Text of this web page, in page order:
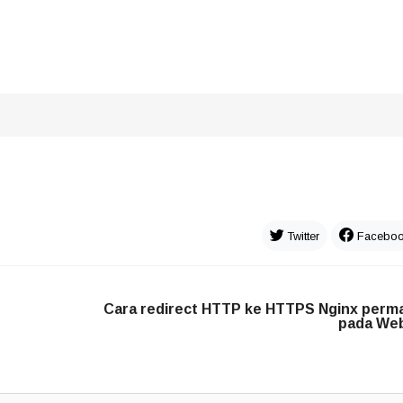
Twitter
Cara redirect HTTP ke HTTPS Nginx
pada